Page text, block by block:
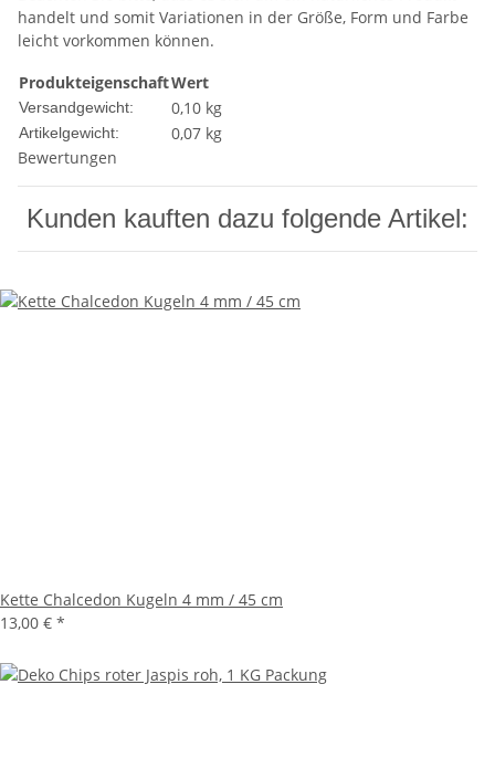
handelt und somit Variationen in der Größe, Form und Farbe
leicht vorkommen können.
ProdukteigenschaftWert
Versandgewicht: 0,10 kg
Artikelgewicht: 0,07 kg
Bewertungen
Kunden kauften dazu folgende Artikel:
Kette Chalcedon Kugeln 4 mm / 45 cm
13,00 € *